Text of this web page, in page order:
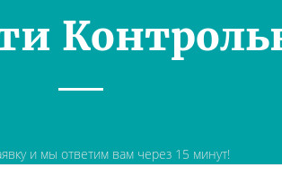
и мы ответим вам через 15 минут!